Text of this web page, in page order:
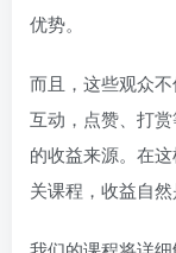
优势。
而且，这些观众
互动，点赞、打
的收益来源。在
关课程，收益自然